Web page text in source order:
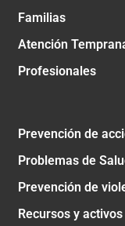
Familias
Atención
Profesionales
Prevención de
Problemas de
Prevención de
Recursos y activos